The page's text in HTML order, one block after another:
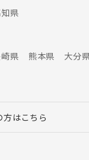
県
県 熊本県 大分
方はこちら